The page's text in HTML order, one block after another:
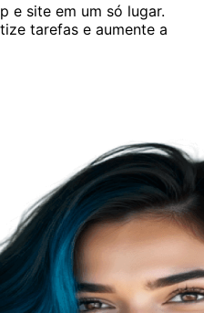
e site em um só lugar.
tarefas e aumente a